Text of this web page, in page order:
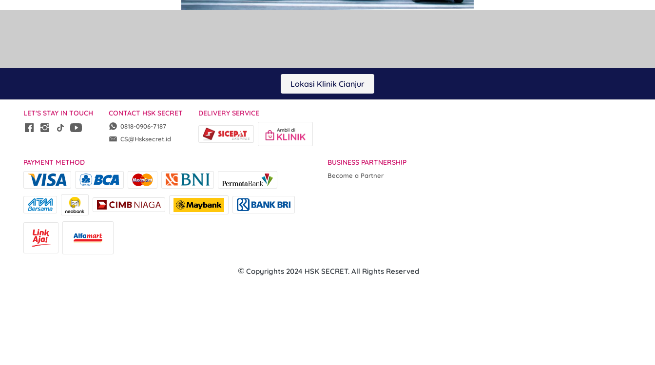
`Lokasi Klinik Cianjur
LET'S STAY IN TOUCH CONTACT HSK SECRET
0818-0906-7187
CS@Hsksecret.id
DELIVERY SERVICE
PAYMENT METHOD BUSINESS PARTNERSHIP
Become a Partner
Copyrights 2024 HSK SECRET. All Rights Reserved